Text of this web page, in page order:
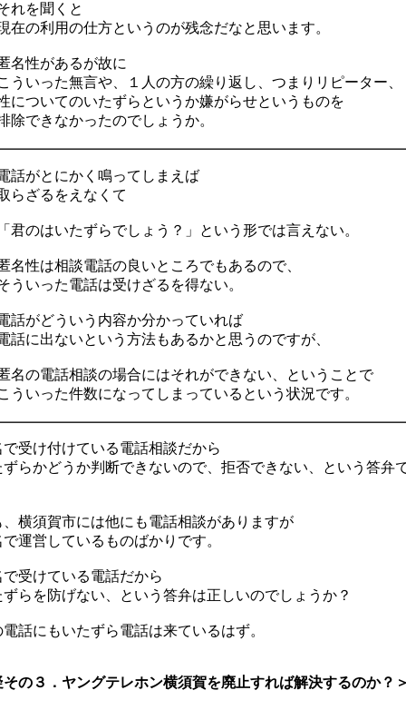
れを聞くと
在の利用の仕方というのが残念だなと思います。
名性があるが故に
ういった無言や、１人の方の繰り返し、つまりリピーター、
についてのいたずらというか嫌がらせというものを
除できなかったのでしょうか。
話がとにかく鳴ってしまえば
らざるをえなくて
君のはいたずらでしょう？」という形では言えない。
名性は相談電話の良いところでもあるので、
ういった電話は受けざるを得ない。
話がどういう内容か分かっていれば
話に出ないという方法もあるかと思うのですが、
名の電話相談の場合にはそれができない、ということで
ういった件数になってしまっているという状況です。
受け付けている電話相談だから
らかどうか判断できないので、拒否できない、という答弁
横須賀市には他にも電話相談がありますが
運営しているものばかりです。
受けている電話だから
らを防げない、という答弁は正しいのでしょうか？
話にもいたずら電話は来ているはず。
その３．ヤングテレホン横須賀を廃止すれば解決するのか？